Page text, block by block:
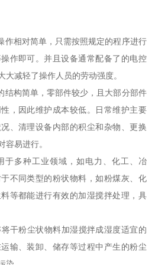
相对简单，只需按照规定的程序进行
作即可。并且设备通常配备了的电控
大减轻了操作人员的劳动强度。
构简单，零部件较少，且大部分部件
，因此维护成本较低。日常维护主要
、清理设备内部的积尘和杂物、更换
容易进行。
多种工业领域，如电力、化工、冶
不同类型的粉状物料，如粉煤灰、化
等都能进行有效的加湿搅拌处理，具
干粉尘状物料加湿搅拌成湿度适宜的
输、装卸、储存等过程中产生的粉尘